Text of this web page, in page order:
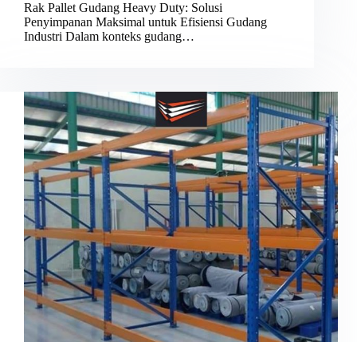
Rak Pallet Gudang Heavy Duty: Solusi
Penyimpanan Maksimal untuk Efisiensi Gudang
Industri Dalam konteks gudang…